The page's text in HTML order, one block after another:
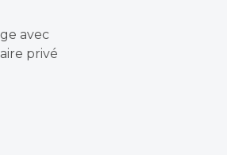
avec
privé